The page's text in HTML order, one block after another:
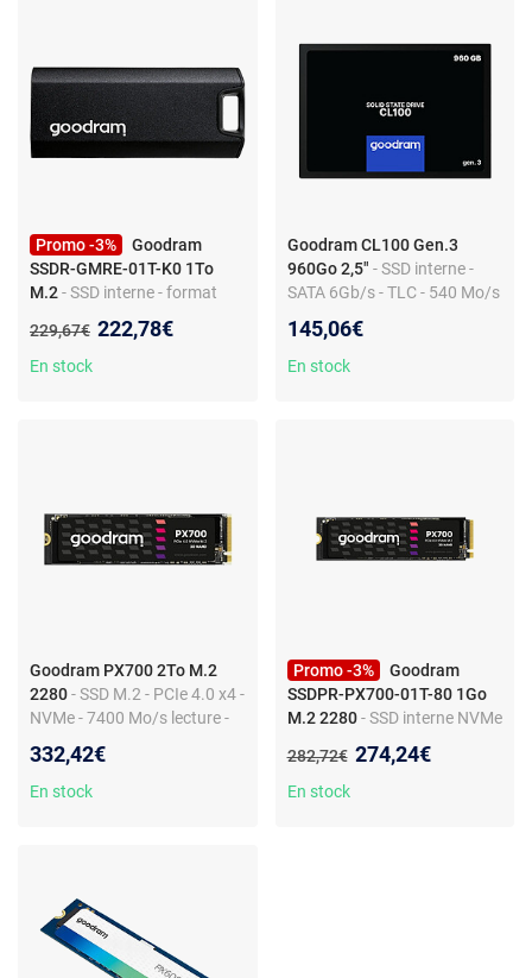
Promo -3%
Goodram
SSDR-GMRE-01T-K0 1To
M.2- SSD interne - format
lecture/écriture - dissipateur
Ancien prix :
229,67€ Nouveau prix :
222,78€
En stock
Goodram CL100 Gen.3
960Go 2,5" - SSD interne -
SATA 6Gb/s - TLC - 540 Mo/s
145,06€
En stock
Goodram PX700 2To M.2
2280- SSD M.2 - PCIe 4.0 x4 -
NVMe - 7400 Mo/s lecture -
dissipateur - compatible PS5
332,42€
En stock
Promo -3%
Goodram
SSDPR-PX700-01T-80 1Go
M.2 2280 - SSD interne NVMe
lecture - 6500 Mo/s écriture -
dissipateur
Ancien prix :
282,72€ Nouveau prix :
274,24€
En stock